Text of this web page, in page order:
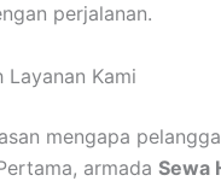
perjalanan.
Layanan Kami
mengapa
armada Sewa